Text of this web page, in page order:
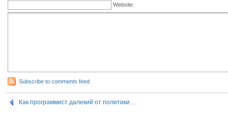
Website
Subscribe to comments feed
Как программист далекий от политики…